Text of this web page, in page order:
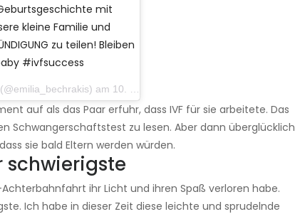
mit
kleine Familie und
zu teilen! Bleiben
#ivfsuccess
(@emilia_bechrakis) am 10. Oktober 2019 um 9:57 Uhr PDT
auf als das Paar erfuhr, dass IVF für sie arbeitete. Das
Schwangerschaftstest zu lesen. Aber dann überglücklich
sie bald Eltern werden würden.
schwierigste
ihr Licht und ihren Spaß verloren habe.
Ich habe in dieser Zeit diese leichte und sprudelnde